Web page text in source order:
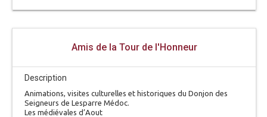
Amis de la Tour de l'Honneur
Description
Animations, visites culturelles et historiques du Donjon des
Seigneurs de Lesparre Médoc.
Les médiévales d’Aout